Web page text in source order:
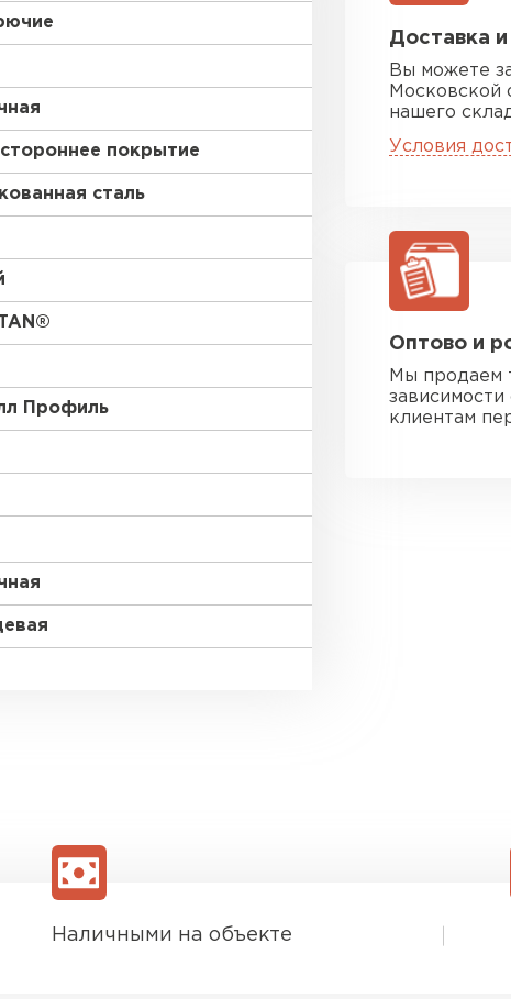
покрытие
сталь
Профиль
Доставка
Вы можете
Московской
нашего
Условия
Оптово и
Мы продаем
клиентам
Наличными на объекте